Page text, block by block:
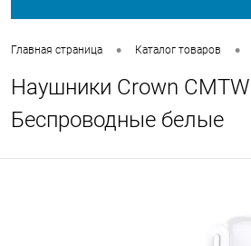
Главная страница • Каталог товаров •
Наушники Crown
Беспроводные белые
Сегодня